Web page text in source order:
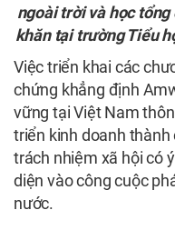
ngoài trời và học tổng
khăn tại trường Tiểu
Việc triển khai các
chứng khẳng định
vững tại Việt Nam
triển kinh doanh
trách nhiệm xã hội có
diện vào công cuộc
nước.